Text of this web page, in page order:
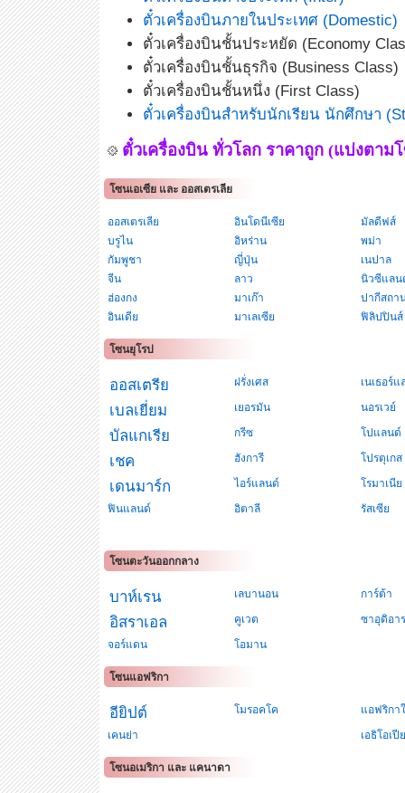
ตั๋วเครื่องบินภายในประเทศ (Domestic)
ตั๋วเครื่องบินชั้นประหยัด (Economy
ตั๋วเครื่องบินชั้นธุรกิจ (Business Class)
ตั๋วเครื่องบินชั้นหนึ่ง (First Class)
ตั๋วเครื่องบินสำหรับนักเรียน นักศึกษา
ตั๋วเครื่องบิน ทั่วโลก ราคาถูก (แบ่งตาม
โซนเอเซีย และ ออสเตรเลีย
ออสเตรเลีย อินโดนีเซีย
มัลดีฟส์
บรูไน
อิหร่าน
พม่า
กัมพูชา
ญี่ปุ่น
เนปาล
จีน
ลาว
นิวซีแลน
ฮ่องกง
มาเก๊า
ปากีสถา
อินเดีย
มาเลเซีย ฟิลิปปินส์
โซนยุโรป
ออสเตรีย ฝรั่งเศส เนเธอร์
เบลเยี่ยม เยอรมัน นอรเวย์
บัลแกเรีย กรีซ โปแลนด์
เชค ฮังการี โปรตุเกส
เดนมาร์ก ไอร์แลนด์
โรมาเนีย
ฟินแลนด์
อิตาลี รัสเซีย
โซนตะวันออกกลาง
บาห์เรน เลบานอน การ์ต้า
อิสราเอล คูเวต
ซาอุดิอา
จอร์แดน
โอมาน
โซนแอฟริกา
อียิปต์ โมรอคโค
แอฟริกา
เคนย่า
เอธิโอเปีย
โซนอเมริกา และ แคนาดา